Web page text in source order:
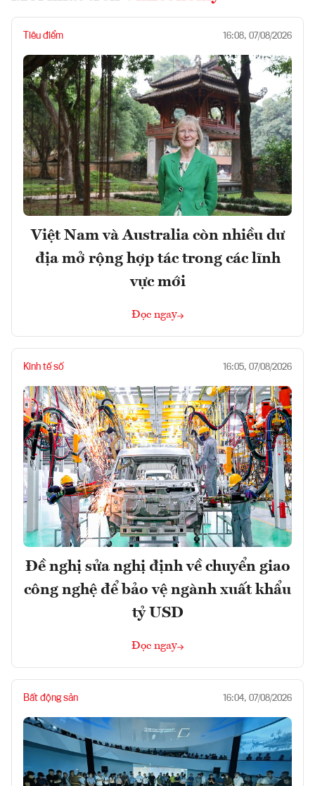
Tiêu điểm 16:08, 07/08/2026
Việt Nam và Australia còn nhiều dư
địa mở rộng hợp tác trong các lĩnh
vực mới
Đọc ngay
Kinh tế số 16:05, 07/08/2026
Đề nghị sửa nghị định về chuyển giao
công nghệ để bảo vệ ngành xuất khẩu
tỷ USD
Đọc ngay
Bất động sản 16:04, 07/08/2026